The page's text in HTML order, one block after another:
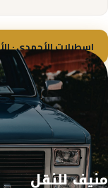
اسطبلات الأحمدي ·
منيف للنقل